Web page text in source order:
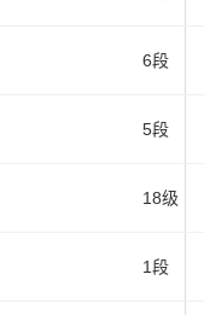
6段
5段
18级
1段